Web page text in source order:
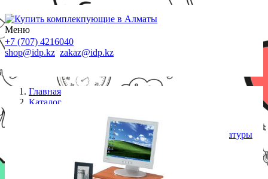
Меню
+7 (707) 4216040
shop@idp.kz zakaz@idp.kz
Главная
Каталог
Компьютерный стол, Deluxe, DLFT-218S Franko,
МДФ, 70*81*62 см, Ореховый, Полки для клавиатуры